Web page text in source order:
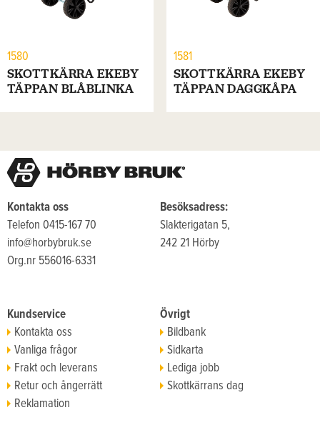
1580
SKOTTKÄRRA EKEBY
TÄPPAN BLÅBLINKA
1581
SKOTTKÄRRA EKEBY
TÄPPAN DAGGKÅPA
Kontakta oss
Telefon 0415-167 70
info@horbybruk.se
Org.nr 556016-6331
Besöksadress:
Slakterigatan 5,
242 21 Hörby
Kundservice
Kontakta oss
Vanliga frågor
Frakt och leverans
Retur och ångerrätt
Reklamation
Övrigt
Bildbank
Sidkarta
Lediga jobb
Skottkärrans dag